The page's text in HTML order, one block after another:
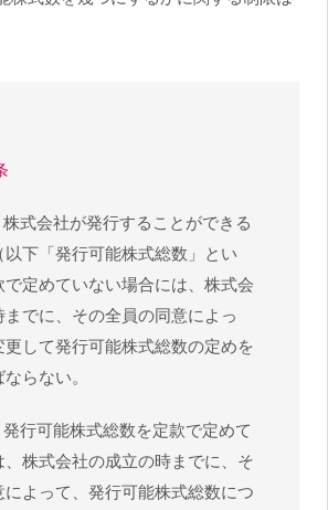
式会社が発行することができる
下「発行可能株式総数」とい
で定めていない場合には、株式会
でに、その全員の同意によっ
して発行可能株式総数の定めを
らない。
行可能株式総数を定款で定めて
、株式会社の成立の時までに、そ
よって、発行可能株式総数につ